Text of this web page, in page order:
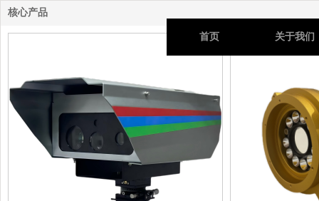
首页 关于我们
核心产品